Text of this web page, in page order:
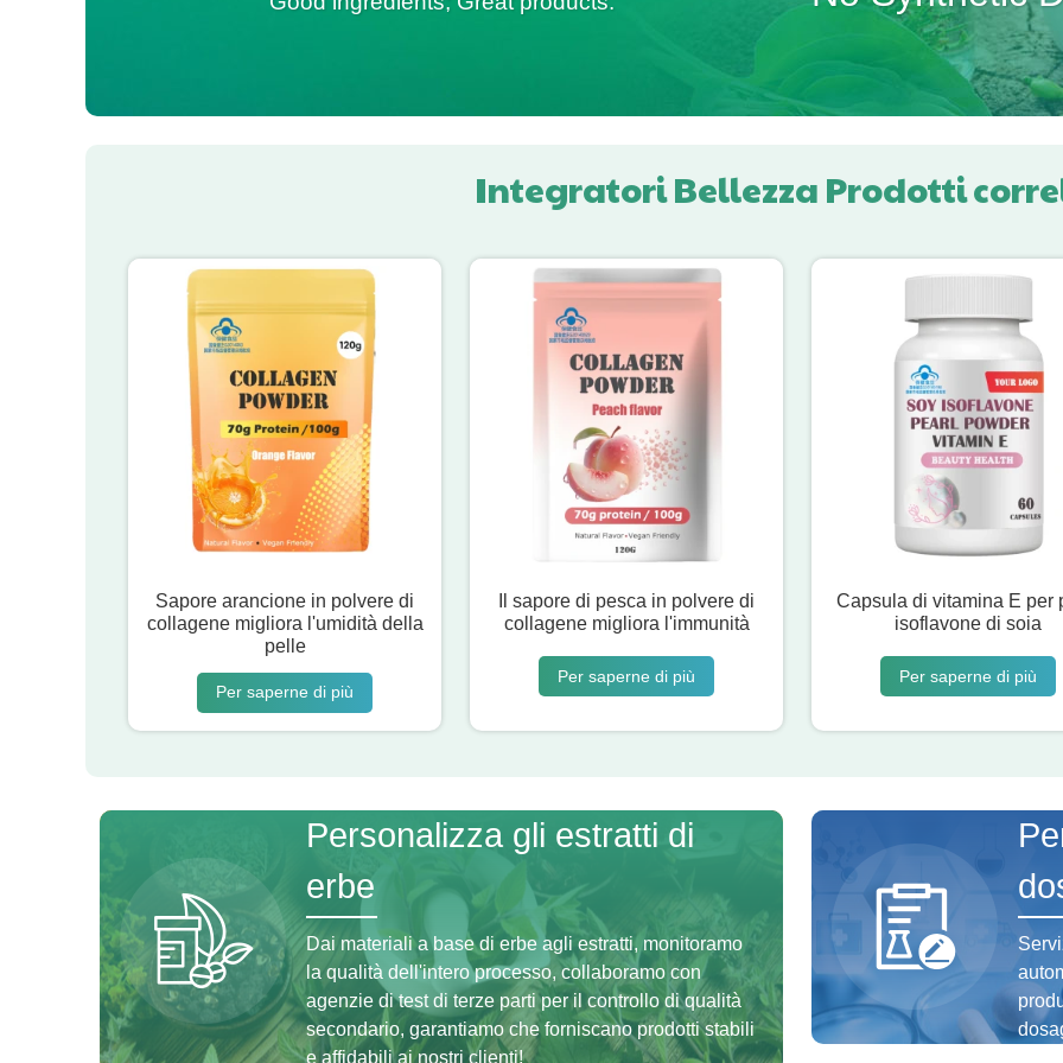
Integratori Bellezza Prodotti
Sapore arancione in polvere di
collagene migliora l'umidità della
pelle
Per saperne di più
Il sapore di pesca in polvere di
collagene migliora l'immunità
Per saperne di più
Capsula di vitamina E per
isoflavone di soia
Per saperne di più
Personalizza gli estratti di
erbe
Dai materiali a base di erbe agli estratti, monitoramo
la qualità dell'intero processo, collaboramo con
agenzie di test di terze parti per il controllo di qualità
secondario, garantiamo che forniscano prodotti stabili
e affidabili ai nostri clienti!